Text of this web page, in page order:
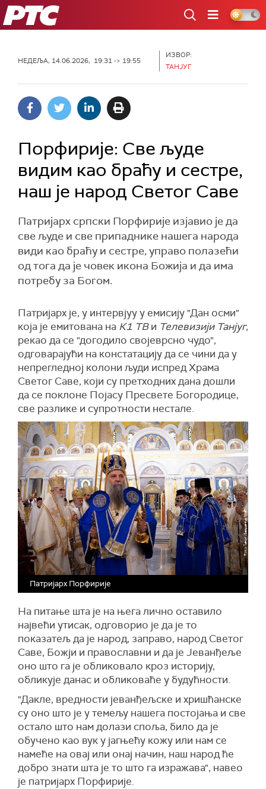
РТС
НЕДЕЉА, 14.06.2026, 19:31 -> 19:55
ИЗВОР:
ТАНЈУГ
Порфирије: Све људе
видим као браћу и сестре,
наш је народ Светог Саве
Патријарх српски Порфирије изјавио је да
све људе и све припаднике нашега народа
види као браћу и сестре, управо полазећи
од тога да је човек икона Божија и да има
потребу за Богом.
Патријарх је, у интервјуу у емисију "Дан осми"
која је емитована на К1 ТВи Телевизији Танјуг,
рекао да се "догодило својеврсно чудо",
одговарајући на констатацију да се чини да у
непрегледној колони људи испред Храма
Светог Саве, који су претходних дана дошли
да се поклоне Појасу Пресвете Богородице,
све разлике и супротности нестале.
Патријарх Порфирије
На питање шта је на њега лично оставило
највећи утисак, одговорио је да је то
показатељ да је народ, заправо, народ Светог
Саве, Божји и православни и да је Јеванђеље
оно што га је обликовало кроз историју,
обликује данас и обликоваће у будућности.
"Дакле, вредности јеванђељске и хришћанске
су оно што је у темељу нашега постојања и све
остало што нам долази споља, било да је
обучено као вук у јагњећу кожу или нам се
намеће на овај или онај начин, наш народ ће
добро знати шта је то што га изражава", навео
је патријарх Порфирије.